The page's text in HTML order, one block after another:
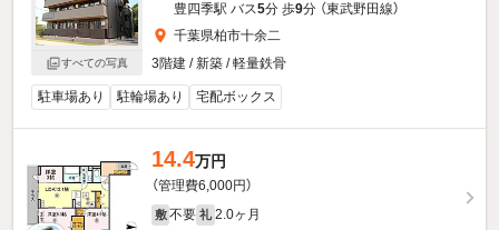
すべての写真
豊四季駅 バス5分 歩9分 （東武野田線）
千葉県柏市十余二
3階建 / 新築 / 軽量鉄骨
駐車場あり 駐輪場あり 宅配ボックス
14.4万円
（管理費6,000円）
敷 不要 礼 2.0ヶ月